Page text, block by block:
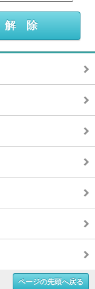
ページの先頭へ戻る